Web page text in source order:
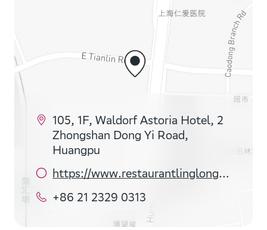
105, 1F, Waldorf Astoria Hotel, 2
Zhongshan Dong Yi Road,
Huangpu
https://www.restaurantlinglong.com
+86 21 2329 0313